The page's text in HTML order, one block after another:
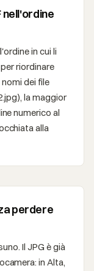
nell'ordine
in cui li
riordinare
dei file
la maggior
numerico al
alla
perdere
Il JPG è già
in Alta,